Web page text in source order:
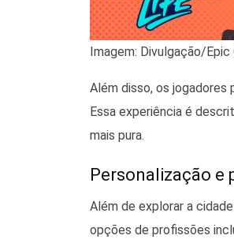
Imagem: Divulgação/Epic
Além disso, os jogadores
Essa experiência é
mais pura.
Personalização e
Além de explorar a
opções de profissões